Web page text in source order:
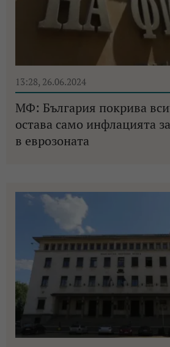
13:28, 26.06.2024
МФ: България покрива
остава само инфлацията
в еврозоната